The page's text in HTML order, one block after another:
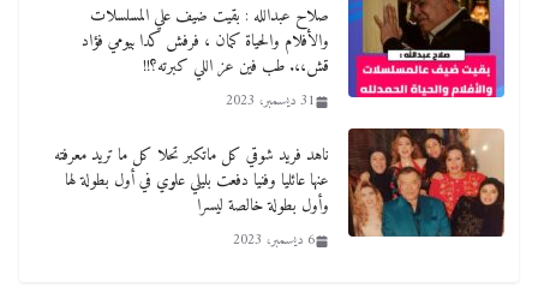
صلاح عبدالله : بقيت ضيف علي المسلسلات
والأفلام والحياة كمان ، فرفش كدا بيومي فؤاد
قش،،. طب فين عز اللي كبرته؟!!
31 ديسمبر، 2023
ناهد فريد شوقي كل ماتكبر تحلا كل ما تريد معرفته
عنها عائليا وفنيا دفعت بليلي علوي في أول بطولة لها
وأول بطولة خالصة ليسرا
6 ديسمبر، 2023